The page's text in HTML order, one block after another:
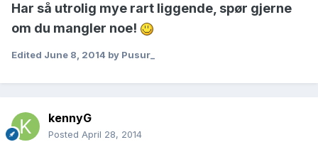
Har så utrolig mye rart liggende, spør gjerne
om du mangler noe!
Edited June 8, 2014 by Pusur_
kennyG
Posted April 28, 2014